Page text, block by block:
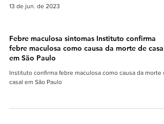
COLUNA > SAÚDE BRASIL
Febre maculosa sintomas Instituto confirma
em São Paulo